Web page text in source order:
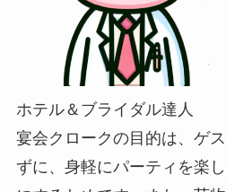
ホテル＆ブライダル達人
宴会クロークの目的は、ゲ
ずに、身軽にパーティを楽